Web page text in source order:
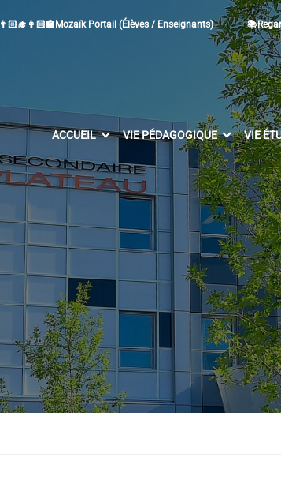
👨🏻‍🎓👩🏻‍🏫Mozaïk Portail (Élèves / Enseignants)
ACCUEIL VIE PÉDAGOGIQUE VIE